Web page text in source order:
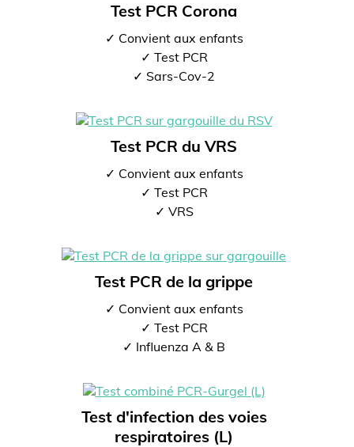
Test PCR Corona
✓ Convient aux enfants
✓ Test PCR
✓ Sars-Cov-2
Test PCR du VRS
✓ Convient aux enfants
✓ Test PCR
✓ VRS
Test PCR de la grippe
✓ Convient aux enfants
✓ Test PCR
✓ Influenza A & B
Test d'infection des voies
respiratoires (L)